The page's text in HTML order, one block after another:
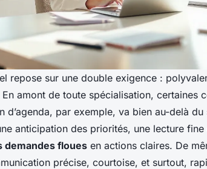
repose sur une double exigence :
amont de toute spécialisation, certaines
d’agenda, par exemple, va bien au-delà
anticipation des priorités, une lecture
demandes floues en actions claires. De
précise, courtoise, et surtout,